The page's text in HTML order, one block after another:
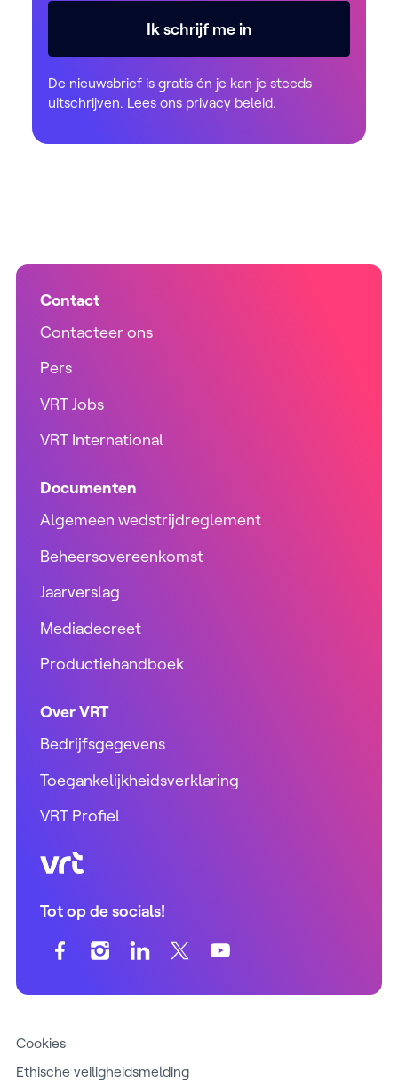
Ik schrijf me in
De nieuwsbrief is gratis én je kan je steeds
uitschrijven. Lees ons privacy beleid.
Contact
Contacteer ons
Pers
VRT Jobs
VRT International
Documenten
Algemeen wedstrijdreglement
Beheersovereenkomst
Jaarverslag
Mediadecreet
Productiehandboek
Over VRT
Bedrijfsgegevens
Toegankelijkheidsverklaring
VRT Profiel
VRT (home)
Tot op de socials!
Cookies
Ethische veiligheidsmelding